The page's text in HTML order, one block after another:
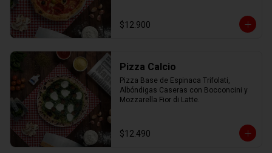
$12.900
Pizza Calcio
Pizza Base de Espinaca Trifolati,
Albóndigas Caseras con Bocconcini y
Mozzarella Fior di Latte.
$12.490